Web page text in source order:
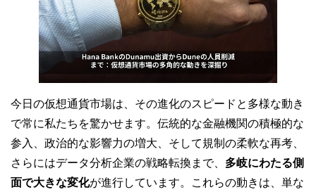
今日の仮想通貨市場は、その進化のスピードと多様な動き
で常に私たちを驚かせます。伝統的な金融機関の積極的な
参入、政治的な影響力の増大、そして規制の柔軟な再考、
さらにはデータ分析企業の戦略転換まで、 多岐にわたる側
面で大きな変化が進行しています。これらの動きは、単な